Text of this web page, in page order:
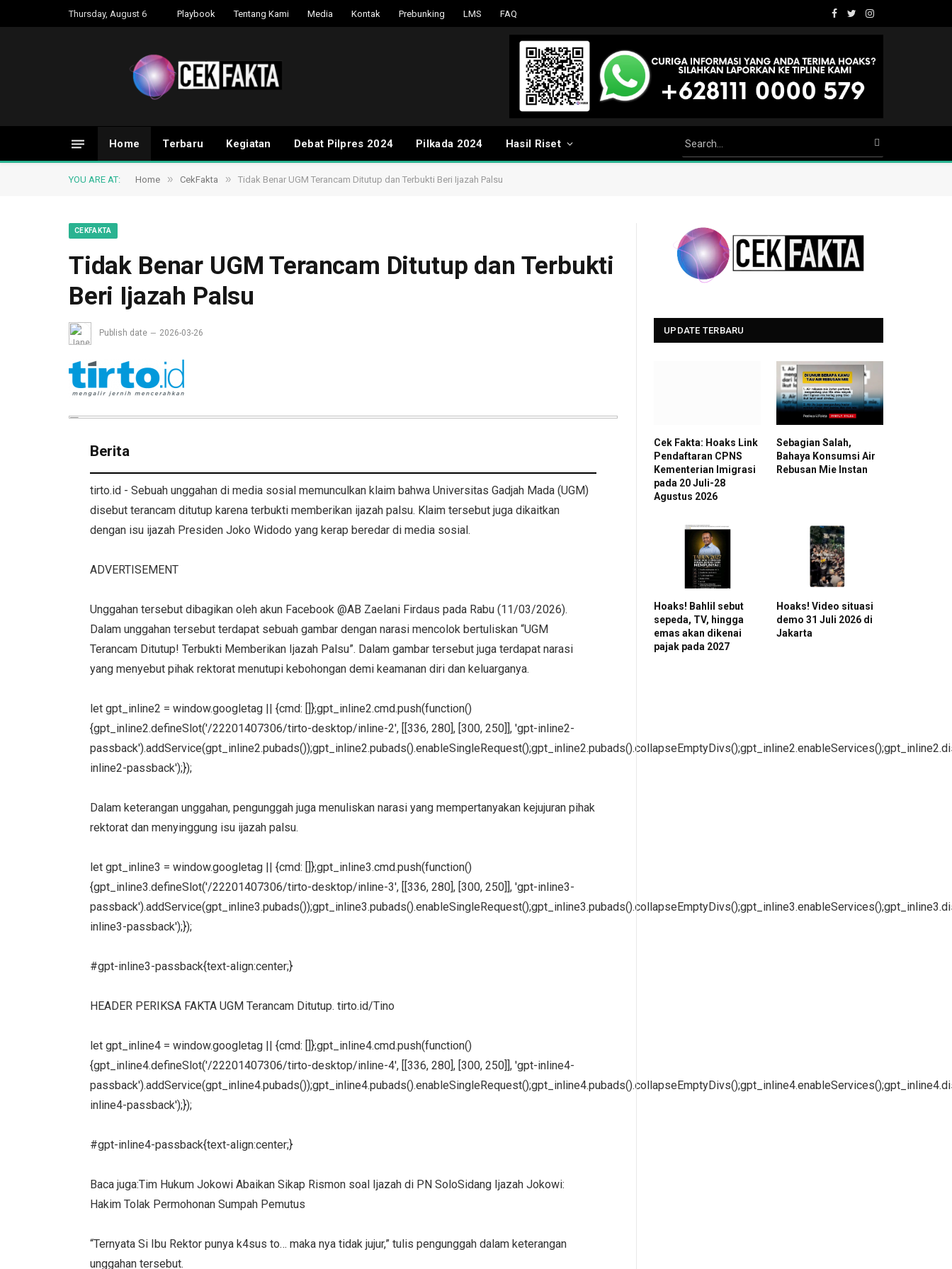
Thursday, August 6 Playbook Tentang Kami Media Kontak Prebunking LMS FAQ
Facebook
TwitterInstagram
Home Terbaru Kegiatan Debat Pilpres 2024 Pilkada 2024 Hasil Riset
YOU ARE AT: Home » CekFakta » Tidak Benar UGM Terancam Ditutup dan Terbukti Beri Ijazah Palsu
CEKFAKTA
Tidak Benar UGM Terancam Ditutup dan Terbukti
Beri Ijazah Palsu
Publish date 2026-03-26
Berita
tirto.id - Sebuah unggahan di media sosial memunculkan klaim bahwa Universitas Gadjah Mada (UGM)
disebut terancam ditutup karena terbukti memberikan ijazah palsu. Klaim tersebut juga dikaitkan
dengan isu ijazah Presiden Joko Widodo yang kerap beredar di media sosial.
ADVERTISEMENT
Unggahan tersebut dibagikan oleh akun Facebook @AB Zaelani Firdaus pada Rabu (11/03/2026).
Dalam unggahan tersebut terdapat sebuah gambar dengan narasi mencolok bertuliskan “UGM
Terancam Ditutup! Terbukti Memberikan Ijazah Palsu”. Dalam gambar tersebut juga terdapat narasi
yang menyebut pihak rektorat menutupi kebohongan demi keamanan diri dan keluarganya.
let gpt_inline2 = window.googletag || {cmd: []};gpt_inline2.cmd.push(function()
{gpt_inline2.defineSlot('/22201407306/tirto-desktop/inline-2', [[336, 280], [300, 250]], 'gpt-inline2-
inline2-passback');});
Dalam keterangan unggahan, pengunggah juga menuliskan narasi yang mempertanyakan kejujuran pihak
rektorat dan menyinggung isu ijazah palsu.
let gpt_inline3 = window.googletag || {cmd: []};gpt_inline3.cmd.push(function()
{gpt_inline3.defineSlot('/22201407306/tirto-desktop/inline-3', [[336, 280], [300, 250]], 'gpt-inline3-
inline3-passback');});
#gpt-inline3-passback{text-align:center;}
HEADER PERIKSA FAKTA UGM Terancam Ditutup. tirto.id/Tino
let gpt_inline4 = window.googletag || {cmd: []};gpt_inline4.cmd.push(function()
{gpt_inline4.defineSlot('/22201407306/tirto-desktop/inline-4', [[336, 280], [300, 250]], 'gpt-inline4-
inline4-passback');});
#gpt-inline4-passback{text-align:center;}
Baca juga:Tim Hukum Jokowi Abaikan Sikap Rismon soal Ijazah di PN SoloSidang Ijazah Jokowi:
Hakim Tolak Permohonan Sumpah Pemutus
“Ternyata Si Ibu Rektor punya k4sus to… maka nya tidak jujur,” tulis pengunggah dalam keterangan
unggahan tersebut.
UPDATE TERBARU
Cek Fakta: Hoaks Link
Pendaftaran CPNS
Kementerian Imigrasi
pada 20 Juli-28
Agustus 2026
Sebagian Salah,
Bahaya Konsumsi Air
Rebusan Mie Instan
Hoaks! Bahlil sebut
sepeda, TV, hingga
emas akan dikenai
pajak pada 2027
Hoaks! Video situasi
demo 31 Juli 2026 di
Jakarta